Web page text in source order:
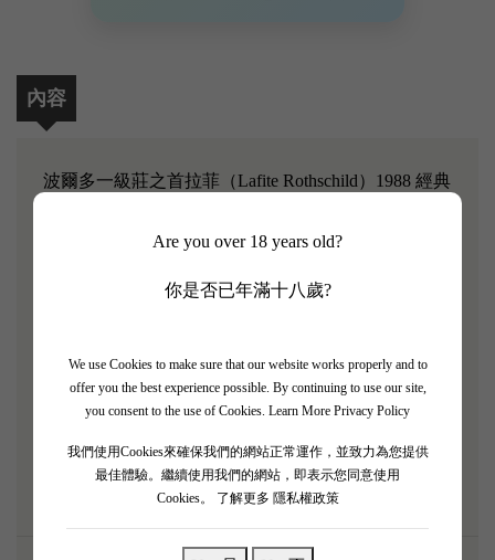
Are you over 18 years old?
你是否已年滿十八歲?
We use Cookies to make sure that our website works properly and to
offer you the best experience possible. By continuing to use our site,
you consent to the use of Cookies. Learn More Privacy Policy
我們使用Cookies來確保我們的網站正常運作，並致力為您提供
最佳體驗。繼續使用我們的網站，即表示您同意使用
Cookies。
了解更多 隱私權政策
內容
波爾多一級莊之首拉菲（Lafite Rothschild）1988 經典
一個極具古典氣質、結構嚴謹嘅年份，大容量酒樽令
邃，充滿純淨嘅黑醋栗、強烈嘅石墨（鉛筆芯）、雪
滿，入口緊緻利落，酸度明亮充滿活力，單寧細密有
骨架，口感立體，餘韻清脆。 呢支充滿貴族氣質嘅
烤厚切牛扒，肉香完美昇華！